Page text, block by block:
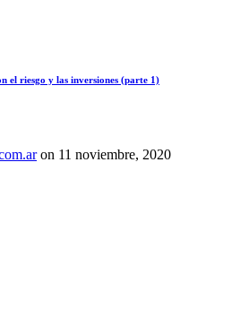
el riesgo y las inversiones (parte 1)
on 11 noviembre, 2020